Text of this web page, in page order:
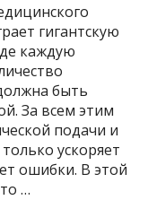
гигантскую
каждую
быть
За всем этим
подачи и
ускоряет
ошибки. В этой
…